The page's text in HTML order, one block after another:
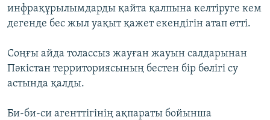
Русский
инфрақұрылымдарды қайта қалпына келтіруге кем
дегенде бес жыл уақыт қажет екендігін атап өтті.
Соңғы айда толассыз жауған жауын салдарынан
Пәкістан территориясының бестен бір бөлігі су
астында қалды.
Би-би-си агенттігінің ақпараты бойынша